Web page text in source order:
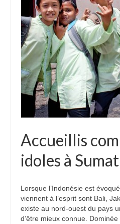
Accueillis
idoles à
Lorsque l’Indonésie est
viennent à l’esprit sont Bali,
existe au nord-ouest du pays
d’être mieux connue.